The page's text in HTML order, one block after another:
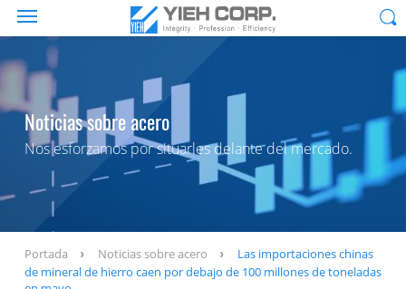
Noticias sobre acero
Nos esforzamos por situarles delante del mercado.
Portada Noticias sobre acero
Las importaciones chinas
de mineral de hierro caen por debajo de 100 millones de toneladas